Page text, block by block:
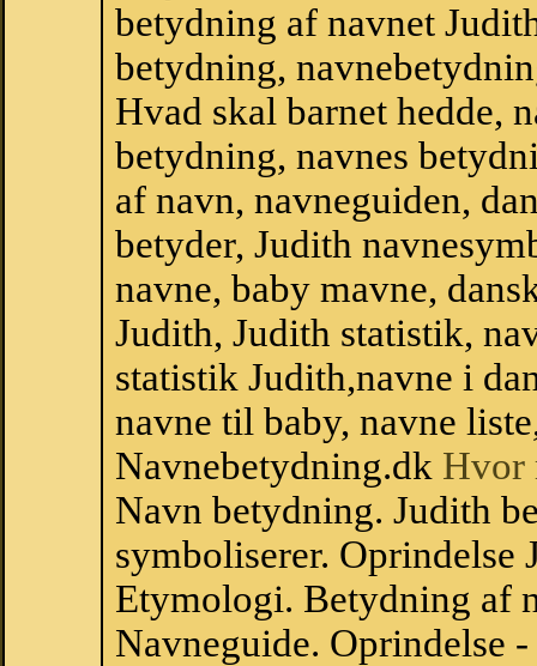
betydning af navnet
betydning,
Hvad skal barnet hedde,
betydning, navnes
af navn, navneguiden,
betyder, Judith
navne, baby mavne,
Judith, Judith statistik,
statistik Judith,navne i
navne til baby, navne
Navnebetydning.dk Hvor
Navn betydning. Judith
symboliserer. Oprindelse
Etymologi. Betydning af
Navneguide. Oprindelse